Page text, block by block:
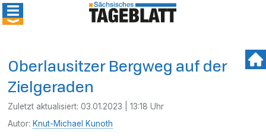
Oberlausitzer Bergweg auf der
Zielgeraden
Zuletzt aktualisiert:03.01.2023 | 13:18 Uhr
Autor: Knut-Michael Kunoth